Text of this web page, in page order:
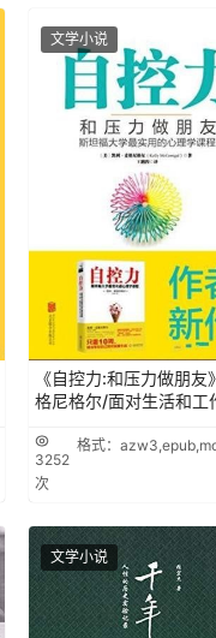
文学小说
《自控力:和压力做朋友
格尼格尔/面对生活和工
3252
次
格式：
文学小说